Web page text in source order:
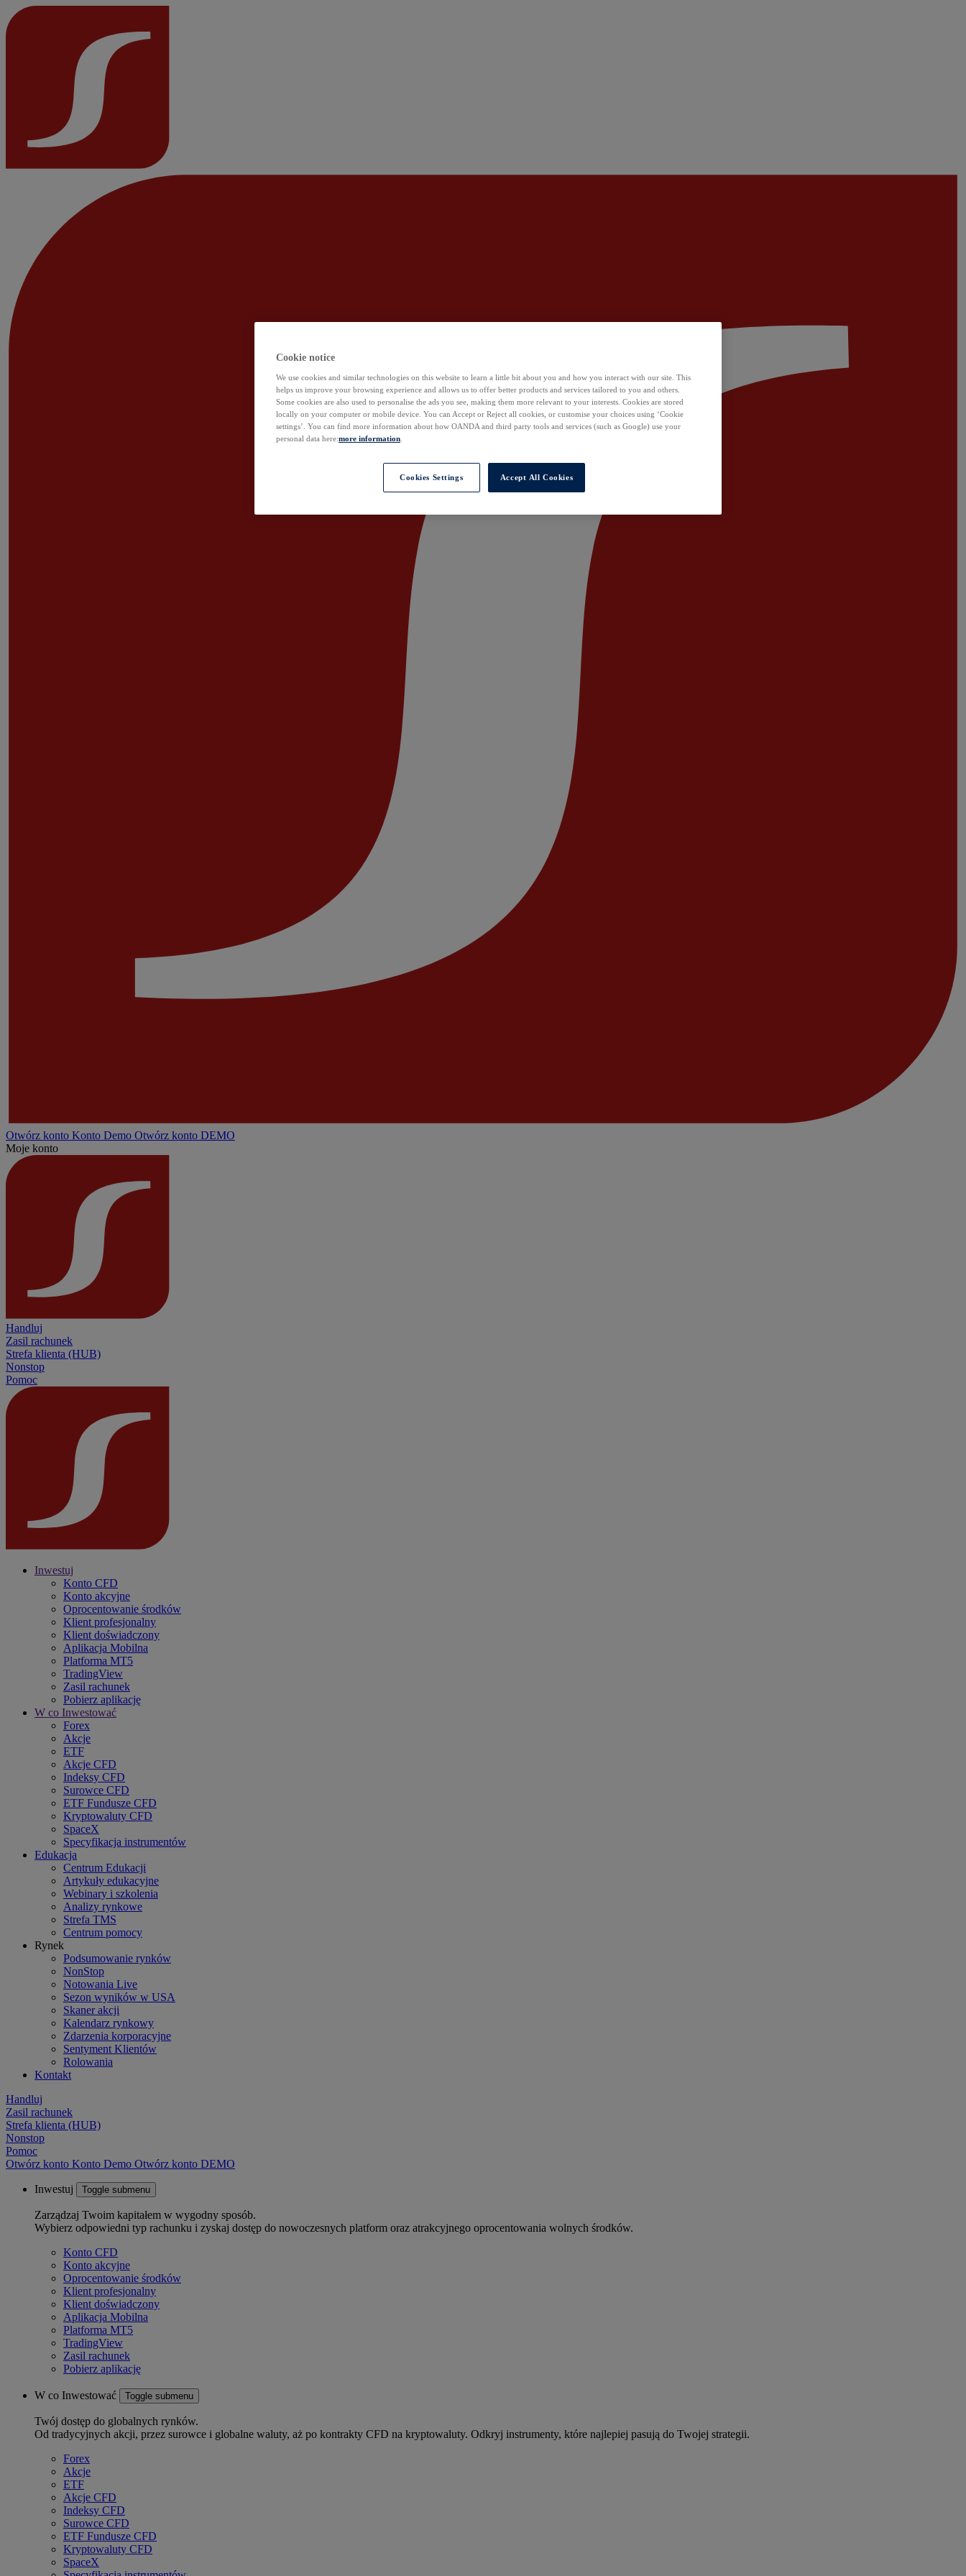
Otwórz konto Konto Demo Otwórz konto DEMO
Moje konto
Handluj
Zasil rachunek
Strefa klienta (HUB)
Nonstop
Pomoc
Inwestuj
Konto CFD
Konto akcyjne
Oprocentowanie środków
Klient profesjonalny
Klient doświadczony
Aplikacja Mobilna
Platforma MT5
TradingView
Zasil rachunek
Pobierz aplikację
W co Inwestować
Forex
Akcje
ETF
Akcje CFD
Indeksy CFD
Surowce CFD
ETF Fundusze CFD
Kryptowaluty CFD
SpaceX
Specyfikacja instrumentów
Edukacja
Centrum Edukacji
Artykuły edukacyjne
Webinary i szkolenia
Analizy rynkowe
Strefa TMS
Centrum pomocy
Rynek
Podsumowanie rynków
NonStop
Notowania Live
Sezon wyników w USA
Skaner akcji
Kalendarz rynkowy
Zdarzenia korporacyjne
Sentyment Klientów
Rolowania
Kontakt
Handluj
Zasil rachunek
Strefa klienta (HUB)
Nonstop
Pomoc
Otwórz konto Konto Demo Otwórz konto DEMO
Inwestuj Toggle submenu
Zarządzaj Twoim kapitałem w wygodny sposób.
Wybierz odpowiedni typ rachunku i zyskaj dostęp do nowoczesnych platform oraz atrakcyjnego oprocentowania wolnych środków.
Konto CFD
Konto akcyjne
Oprocentowanie środków
Klient profesjonalny
Klient doświadczony
Aplikacja Mobilna
Platforma MT5
TradingView
Zasil rachunek
Pobierz aplikację
W co Inwestować Toggle submenu
Twój dostęp do globalnych rynków.
Od tradycyjnych akcji, przez surowce i globalne waluty, aż po kontrakty CFD na kryptowaluty. Odkryj instrumenty, które najlepiej pasują do Twojej strategii.
Forex
Akcje
ETF
Akcje CFD
Indeksy CFD
Surowce CFD
ETF Fundusze CFD
Kryptowaluty CFD
SpaceX
Cookie notice
We use cookies and similar technologies on this website to learn a little bit about you and how you interact with our site. This
helps us improve your browsing experience and allows us to offer better products and services tailored to you and others.
Some cookies are also used to personalise the ads you see, making them more relevant to your interests. Cookies are stored
locally on your computer or mobile device. You can Accept or Reject all cookies, or customise your choices using ‘Cookie
settings’. You can find more information about how OANDA and third party tools and services (such as Google) use your
personal data here:more information
Cookies Settings Accept All Cookies